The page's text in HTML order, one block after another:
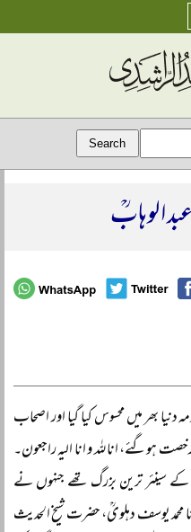
الوہابؒ
بھر میں محسوس کیا گیا اور اصحاب
انا للہ و انا الیہ راجعون۔
سینئر ترین بزرگ تھے جنہوں نے
محمد یوسف دہلویؒ، حضرت شیخ الحدیث